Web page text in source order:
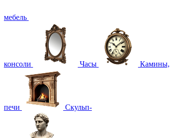
мебель
консоли Часы Камины,
печи Скульп-